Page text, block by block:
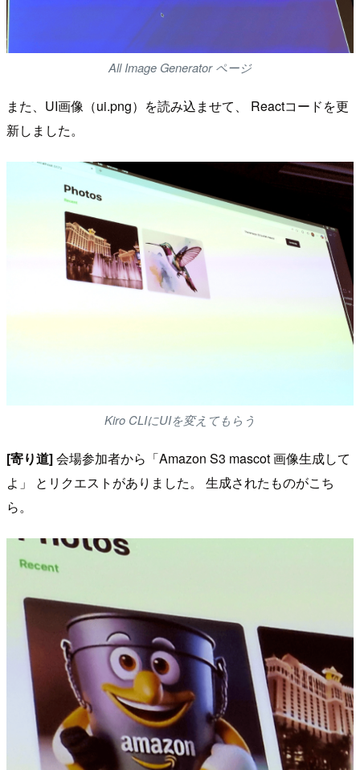
All Image Generator ページ
また、UI画像（ui.png）を読み込ませて、 Reactコードを更
新しました。
Kiro CLIにUIを変えてもらう
[寄り道]会場参加者から「Amazon S3 mascot 画像生成して
よ」 とリクエストがありました。 生成されたものがこち
ら。